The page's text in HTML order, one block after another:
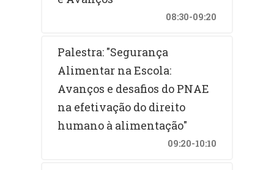
08:30-09:20
Palestra: "Segurança
Alimentar na Escola:
Avanços e desafios do PNAE
na efetivação do direito
humano à alimentação"
09:20-10:10